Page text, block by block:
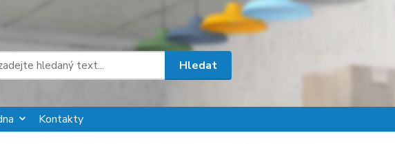
Kontakty
Hledat